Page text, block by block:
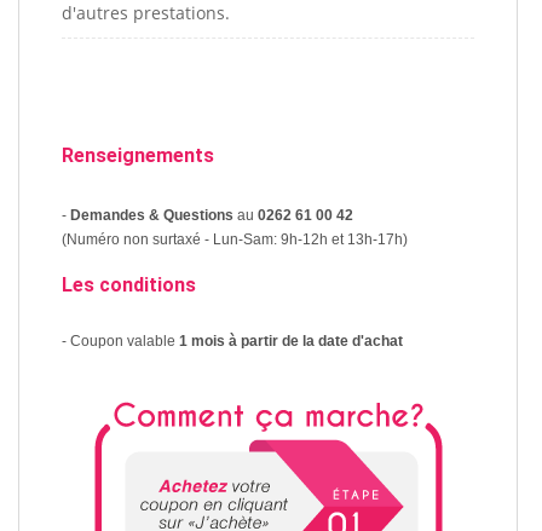
d'autres prestations.
Renseignements
- Demandes & Questions au 0262 61 00 42
(Numéro non surtaxé - Lun-Sam: 9h-12h et 13h-17h)
Les conditions
- Coupon valable 1 mois à partir de la date d'achat